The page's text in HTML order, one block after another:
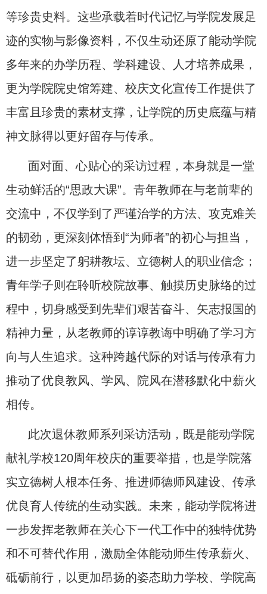
等珍贵史料。这些承载着时代记忆与学院发展足
迹的实物与影像资料，不仅生动还原了能动学院
多年来的办学历程、学科建设、人才培养成果，
更为学院院史馆筹建、校庆文化宣传工作提供了
丰富且珍贵的素材支撑，让学院的历史底蕴与精
神文脉得以更好留存与传承。
面对面、心贴心的采访过程，本身就是一堂
生动鲜活的“思政大课”。青年教师在与老前辈的
交流中，不仅学到了严谨治学的方法、攻克难关
的韧劲，更深刻体悟到“为师者”的初心与担当，
进一步坚定了躬耕教坛、立德树人的职业信念；
青年学子则在聆听校院故事、触摸历史脉络的过
程中，切身感受到先辈们艰苦奋斗、矢志报国的
精神力量，从老教师的谆谆教诲中明确了学习方
向与人生追求。这种跨越代际的对话与传承有力
推动了优良教风、学风、院风在潜移默化中薪火
相传。
此次退休教师系列采访活动，既是能动学院
献礼学校120周年校庆的重要举措，也是学院落
实立德树人根本任务、推进师德师风建设、传承
优良育人传统的生动实践。未来，能动学院将进
一步发挥老教师在关心下一代工作中的独特优势
和不可替代作用，激励全体能动师生传承薪火、
砥砺前行，以更加昂扬的姿态助力学校、学院高